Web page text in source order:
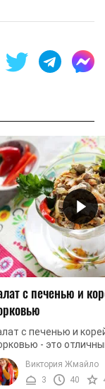
с печенью и
с печенью и
- это
праздничного
идеальные
и
Виктория Жмайло
3
40